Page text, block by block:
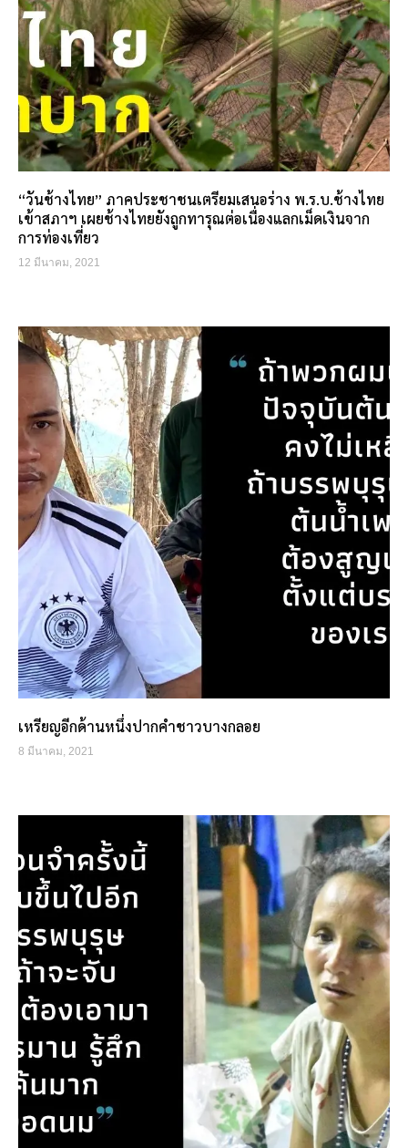
“วันช้างไทย” ภาคประชาชนเตรียมเสนอร่าง พ.ร.บ.ช้างไทย
เข้าสภาฯ เผยช้างไทยยังถูกทารุณต่อเนื่องแลกเม็ดเงินจาก
การท่องเที่ยว
12 มีนาคม, 2021
เหรียญอีกด้านหนึ่งปากคำชาวบางกลอย
8 มีนาคม, 2021